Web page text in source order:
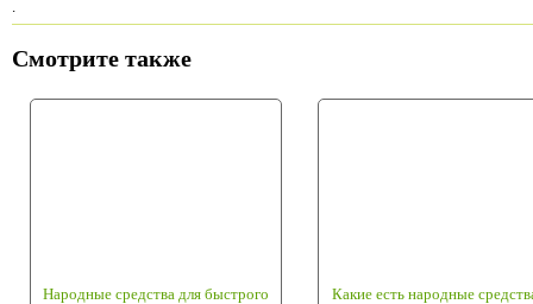
Смотрите также
Народные средства для быстрого
Какие есть народные